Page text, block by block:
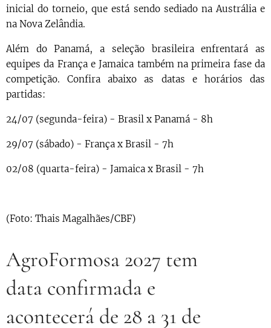
inicial do torneio, que está sendo sediado na Austrália e
na Nova Zelândia.
Além do Panamá, a seleção brasileira enfrentará as
equipes da França e Jamaica também na primeira fase da
competição. Confira abaixo as datas e horários das
partidas:
24/07 (segunda-feira) - Brasil x Panamá - 8h
29/07 (sábado) - França x Brasil - 7h
02/08 (quarta-feira) - Jamaica x Brasil - 7h
(Foto: Thais Magalhães/CBF)
AgroFormosa 2027 tem
data confirmada e
acontecerá de 28 a 31 de